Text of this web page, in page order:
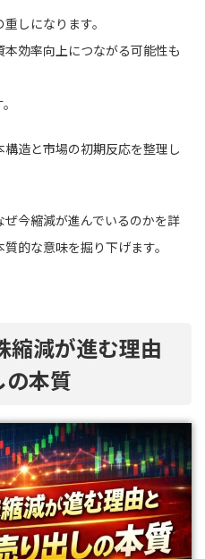
しになります。
効率向上につながる可能性も
造と市場の初期反応を整理し
今縮減が進んでいるのかを詳
的な意味を掘り下げます。
縮減が進む理由
の本質